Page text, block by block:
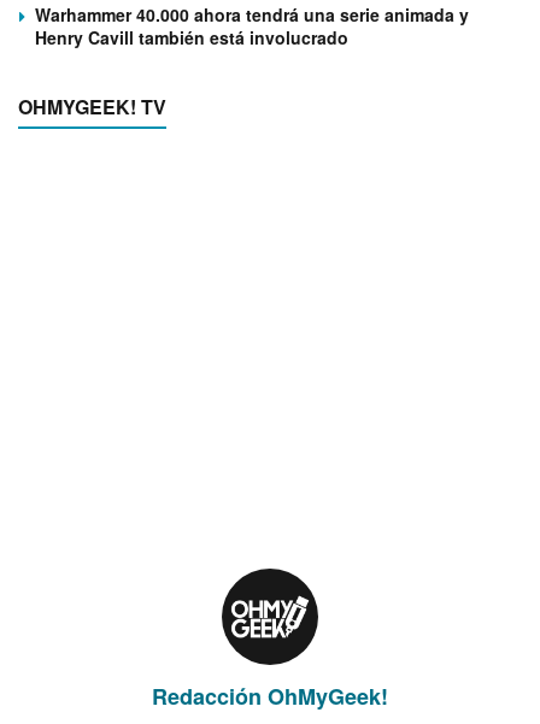
Warhammer 40.000 ahora tendrá una serie animada y
Henry Cavill también está involucrado
OHMYGEEK! TV
Redacción OhMyGeek!